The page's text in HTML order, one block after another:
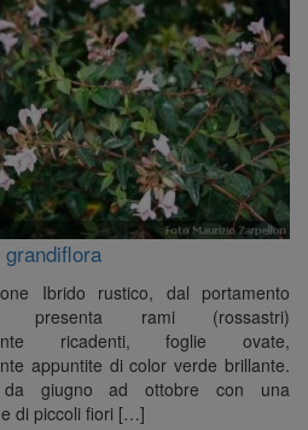
Ibrido rustico, dal portamento
presenta rami (rossastri)
ricadenti, foglie ovate,
appuntite di color verde brillante.
da giugno ad ottobre con una
di piccoli fiori […]